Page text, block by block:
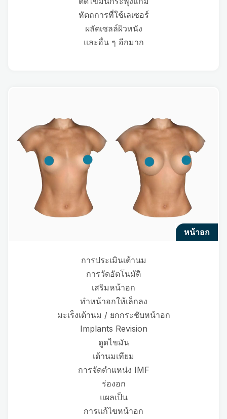
หัตถการที่ใช้เลเซอร์
ผลัดเซลล์ผิวหนัง
และอื่น ๆ อีกมาก
หน้าอก
การประเมินเต้านม
การวัดอัตโนมัติ
เสริมหน้าอก
ทำหน้าอกให้เล็กลง
มะเร็งเต้านม / ยกกระชับหน้าอก
Implants Revision
ดูดไขมัน
เต้านมเทียม
การจัดตำแหน่ง IMF
ร่องอก
แผลเป็น
การแก้ไขหน้าอก